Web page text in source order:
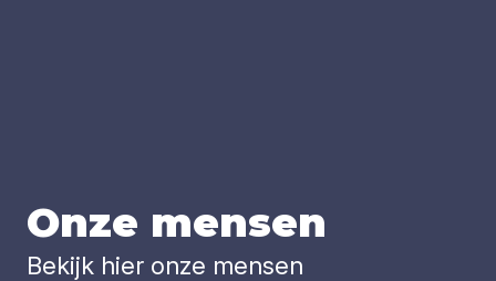
Onze men­sen
Bekijk hier onze mensen